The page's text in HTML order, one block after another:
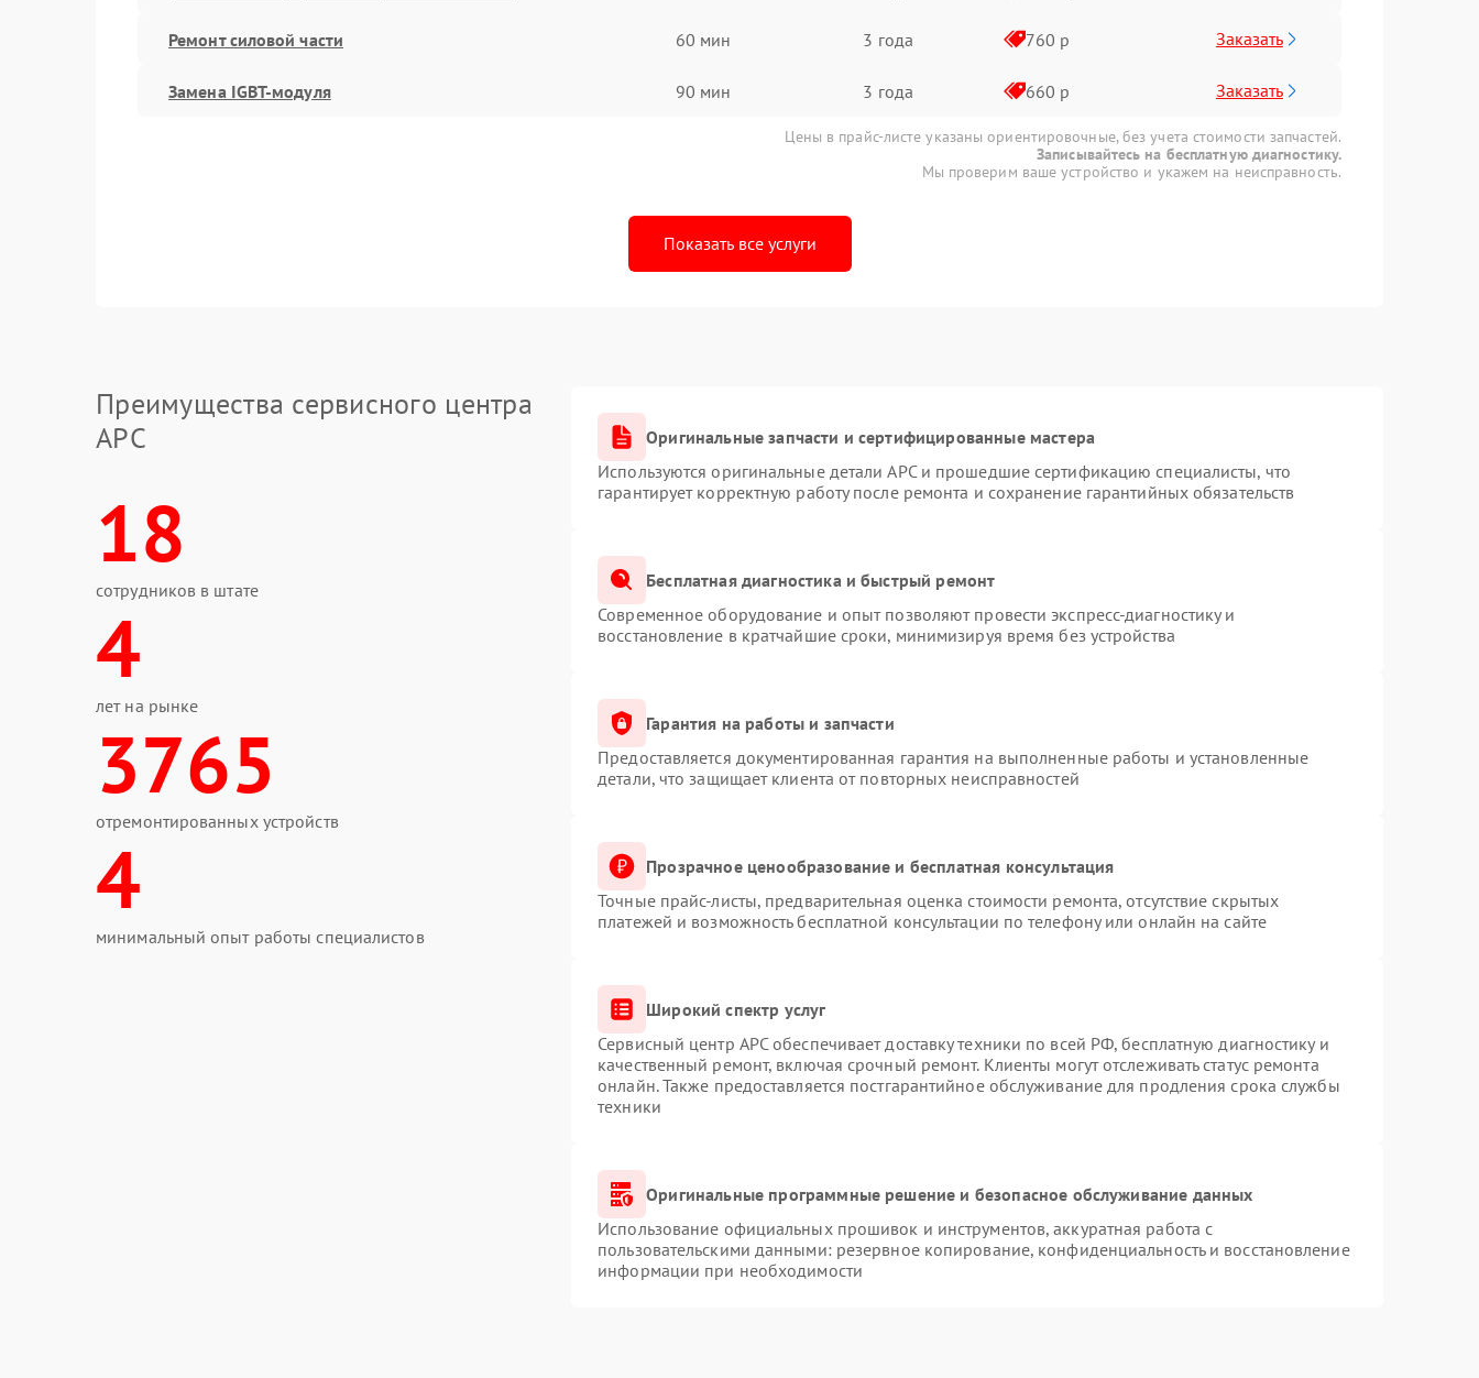
Ремонт силовой части 60 мин 3 года 760 р Заказать
Замена IGBT-модуля 90 мин 3 года 660 р Заказать
Цены в прайс-листе указаны ориентировочные, без учета стоимости запчастей.
Записывайтесь на бесплатную диагностику.
Мы проверим ваше устройство и укажем на неисправность.
Показать все услуги
Преимущества сервисного центра
APC
18
сотрудников в штате
4
лет на рынке
3765
отремонтированных устройств
4
минимальный опыт работы специалистов
Оригинальные запчасти и сертифицированные мастера
Используются оригинальные детали APC и прошедшие сертификацию специалисты, что
гарантирует корректную работу после ремонта и сохранение гарантийных обязательств
Бесплатная диагностика и быстрый ремонт
Современное оборудование и опыт позволяют провести экспресс-диагностику и
восстановление в кратчайшие сроки, минимизируя время без устройства
Гарантия на работы и запчасти
Предоставляется документированная гарантия на выполненные работы и установленные
детали, что защищает клиента от повторных неисправностей
Прозрачное ценообразование и бесплатная консультация
Точные прайс-листы, предварительная оценка стоимости ремонта, отсутствие скрытых
платежей и возможность бесплатной консультации по телефону или онлайн на сайте
Широкий спектр услуг
Сервисный центр APC обеспечивает доставку техники по всей РФ, бесплатную диагностику и
качественный ремонт, включая срочный ремонт. Клиенты могут отслеживать статус ремонта
онлайн. Также предоставляется постгарантийное обслуживание для продления срока службы
техники
Оригинальные программные решение и безопасное обслуживание данных
Использование официальных прошивок и инструментов, аккуратная работа с
пользовательскими данными: резервное копирование, конфиденциальность и восстановление
информации при необходимости